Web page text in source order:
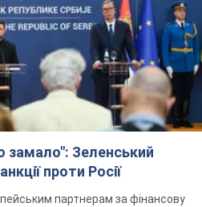
замало": Зеленський
проти Росії
партнерам за фінансову